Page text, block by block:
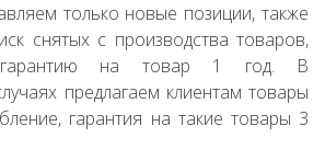
только новые позиции, также
снятых с производства товаров,
гарантию на товар 1 год. В
предлагаем клиентам товары
гарантия на такие товары 3